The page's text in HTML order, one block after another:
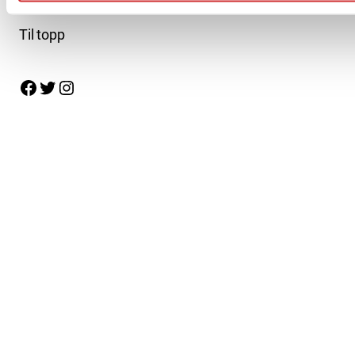
Til topp
Facebook Twitter Instagram